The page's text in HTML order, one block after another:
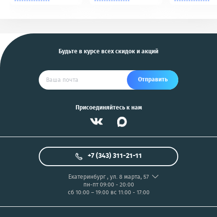
Будьте в курсе всех скидок и акций
Отправить
Присоединяйтесь к нам
+7 (343) 311-21-11
Екатеринбург, ул. 8 марта, 57
пн-пт 09:00 - 20:00
сб 10:00 – 19:00 вс 11:00 - 17:00